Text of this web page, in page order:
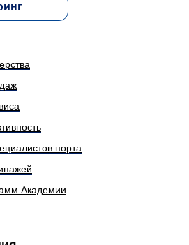
Академии
порта